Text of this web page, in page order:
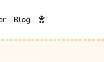
Blog